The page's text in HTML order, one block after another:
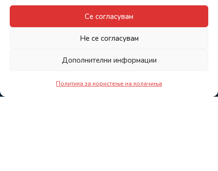
Се согласувам
Не се согласувам
Дополнителни информации
Политика за користење на колачиња